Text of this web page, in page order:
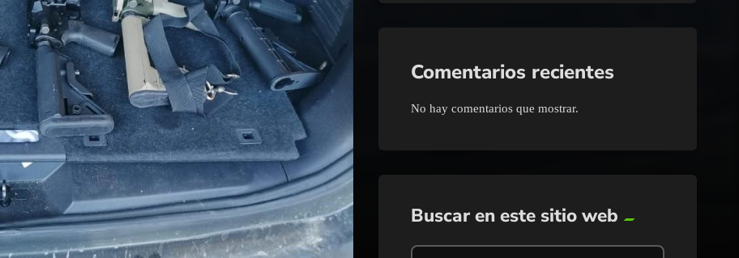
Comentarios recientes
No hay comentarios que mostrar.
Buscar en este sitio web